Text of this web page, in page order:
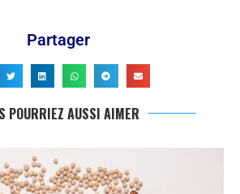
Partager
POURRIEZ AUSSI AIMER